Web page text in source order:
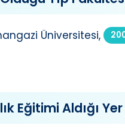
Üniversitesi,
Eğitimi Aldığı Yer